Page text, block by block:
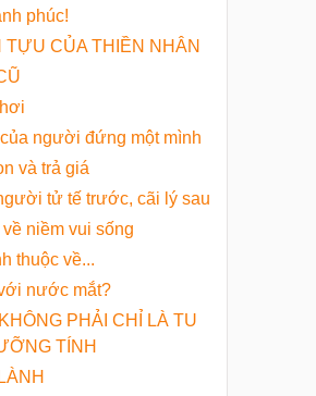
phúc!
TỰU CỦA THIỀN NHÂN
người đứng một mình
và trả giá
tử tế trước, cãi lý sau
về niềm vui sống
thuộc về...
nước mắt?
PHẢI CHỈ LÀ TU
TÍNH